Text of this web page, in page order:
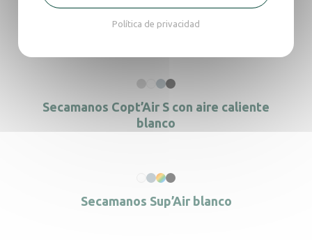
Secamanos de aire pulsado Sup’Air Kids
Secamanos Copt’Air S con aire caliente
blanco
Secamanos Sup’Air blanco
Política de privacidad